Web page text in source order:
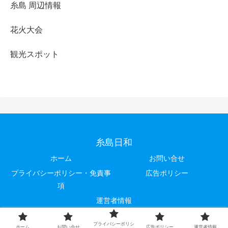
糸島 周辺情報
花火大会
観光スポット
糸島日和
ホーム
お問い合せ
プライバシーポリシー・免責事
項
広告ポリシー
運営者情報
© 2021 糸島日和.
ホーム お問い合せ
プライバシーポリシ
広告ポリシー 運営者情報